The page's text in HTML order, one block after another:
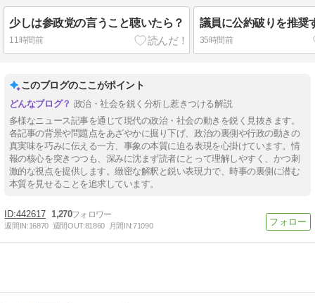
少しは参政党の言うこと聴いたら？
11時間前
議員に公約破りを推奨
35時間前
このブログのここがポイント
政治・社会を鋭く分析し惹きつける解説
多様なニュース記事を通じて現代の政治・社会の動きを鋭く見抜きます。
各記事の背景や問題点をあざやかに掘り下げ、政治の裏側や行政の動きの
真実味を巧みに伝える一方、事象の本質に迫る表現を心掛けています。情
報の核心を突きつつも、深みに沈まず読者にとって理解しやすく、かつ刺
激的な視点を提供します。緻密な解釈と鋭い表現力で、時事の裏側に潜む
本質を見せることを追求しています。
442617 1,270
週間IN:16870 週間OUT:81860 月間IN:71090